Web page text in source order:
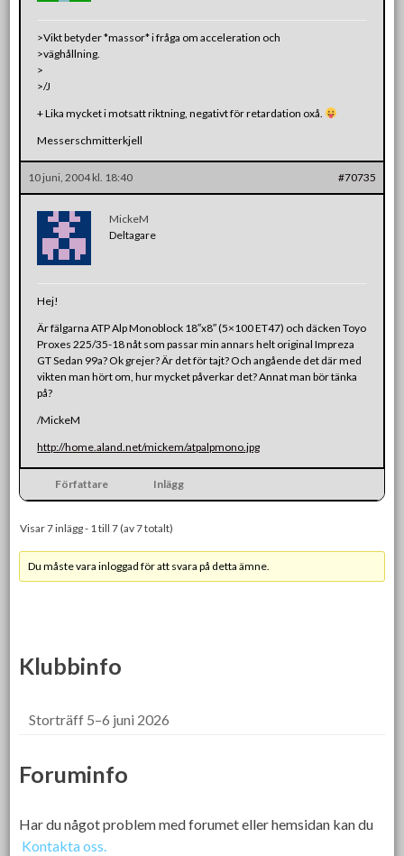
>Vikt betyder *massor* i fråga om acceleration och
>väghållning.
>
>/J
+ Lika mycket i motsatt riktning, negativt för retardation oxå.
Messerschmitterkjell
10 juni, 2004 kl. 18:40 #70735
MickeM
Deltagare
Hej!
Är fälgarna ATP Alp Monoblock 18″x8″ (5×100 ET47) och däcken Toyo
Proxes 225/35-18 nåt som passar min annars helt original Impreza
GT Sedan 99a? Ok grejer? Är det för tajt? Och angående det där med
vikten man hört om, hur mycket påverkar det? Annat man bör tänka
på?
/MickeM
http://home.aland.net/mickem/atpalpmono.jpg
Författare Inlägg
Visar 7 inlägg - 1 till 7 (av 7 totalt)
Du måste vara inloggad för att svara på detta ämne.
Klubbinfo
Storträff 5–6 juni 2026
Foruminfo
Har du något problem med forumet eller hemsidan kan du
Kontakta oss.